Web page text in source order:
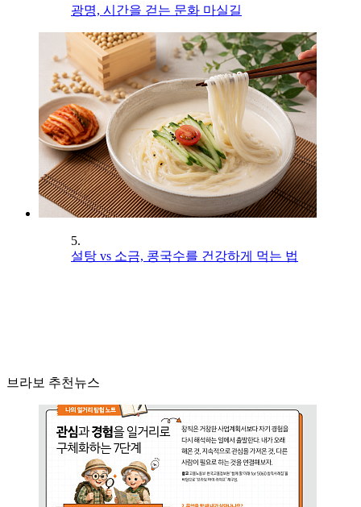
광명, 시간을 걷는 문화 마실길
5.
설탕 vs 소금, 콩국수를 건강하게 먹는 법
브라보 추천뉴스